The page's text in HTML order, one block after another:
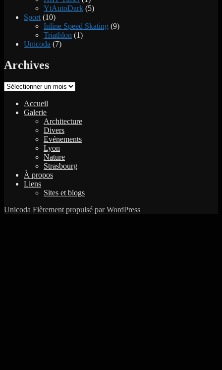
YtAutoDark (5)
Sport (10)
Inline Speed Skating (9)
Triathlon (1)
Unicoda (7)
Archives
Archives
Accueil
Galerie
Architecture
Divers
Evénements
Lyon
Nature
Strasbourg
À propos
Liens
Sites et blogs
Unicoda Fièrement propulsé par WordPress